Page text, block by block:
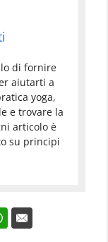
di fornire
aiutarti a
yoga,
e trovare la
articolo è
su principi